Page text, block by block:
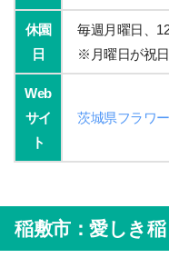
休園
日
毎週月曜日、
※月曜日が祝
Web
サイ
ト
茨城県フラワ
稲敷市：愛しき